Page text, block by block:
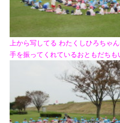
上から写してる わたくしひろちゃ
手を振ってくれているおともだちも